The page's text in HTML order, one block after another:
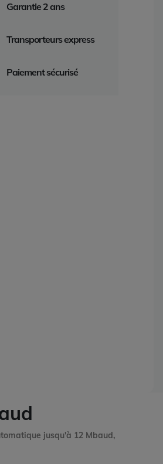
Garantie 2 ans
Transporteurs express
Paiement sécurisé
jusqu'à 12 Mbaud,